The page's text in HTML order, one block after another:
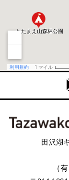
田沢湖
（